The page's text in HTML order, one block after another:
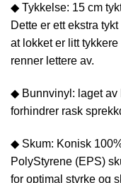
◆ Tykkelse: 15 cm
Dette er ett ekstra
at lokket er litt
renner lettere av.
◆ Bunnvinyl: laget av
forhindrer rask
◆ Skum: Konisk
PolyStyrene (EPS)
for optimal styrke og